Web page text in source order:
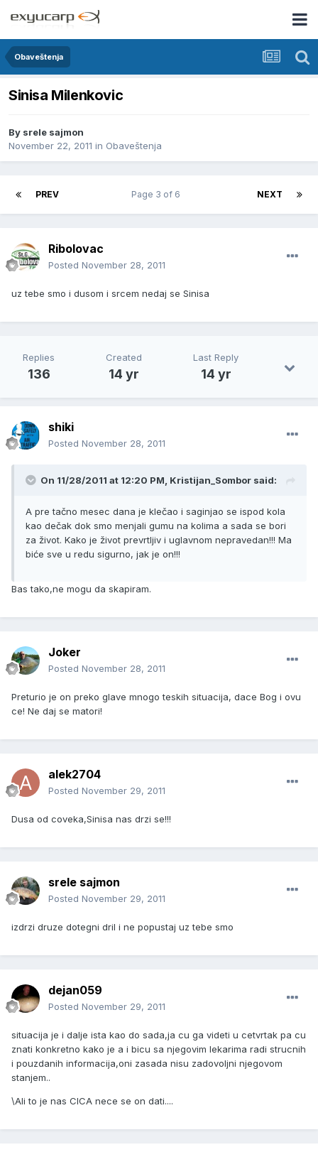
Obaveštenja
Sinisa Milenkovic
By srele sajmon
November 22, 2011 in Obaveštenja
PREV NEXT
Page 3 of 6
Ribolovac
Posted November 28, 2011
uz tebe smo i dusom i srcem nedaj se Sinisa
Replies
136
Created
14 yr
Last Reply
14 yr
shiki
Posted November 28, 2011
On 11/28/2011 at 12:20 PM, Kristijan_Sombor said:
A pre tačno mesec dana je klečao i saginjao se ispod kola
kao dečak dok smo menjali gumu na kolima a sada se bori
za život. Kako je život prevrtljiv i uglavnom nepravedan!!! Ma
biće sve u redu sigurno, jak je on!!!
Bas tako,ne mogu da skapiram.
Joker
Posted November 28, 2011
Preturio je on preko glave mnogo teskih situacija, dace Bog i ovu
ce! Ne daj se matori!
alek2704
Posted November 29, 2011
Dusa od coveka,Sinisa nas drzi se!!!
srele sajmon
Posted November 29, 2011
izdrzi druze dotegni dril i ne popustaj uz tebe smo
dejan059
Posted November 29, 2011
situacija je i dalje ista kao do sada,ja cu ga videti u cetvrtak pa cu
znati konkretno kako je a i bicu sa njegovim lekarima radi strucnih
i pouzdanih informacija,oni zasada nisu zadovoljni njegovom
stanjem..
\Ali to je nas CICA nece se on dati....